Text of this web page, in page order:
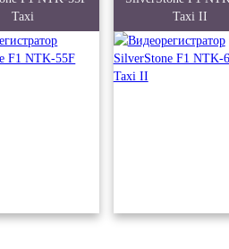
Taxi
Taxi II